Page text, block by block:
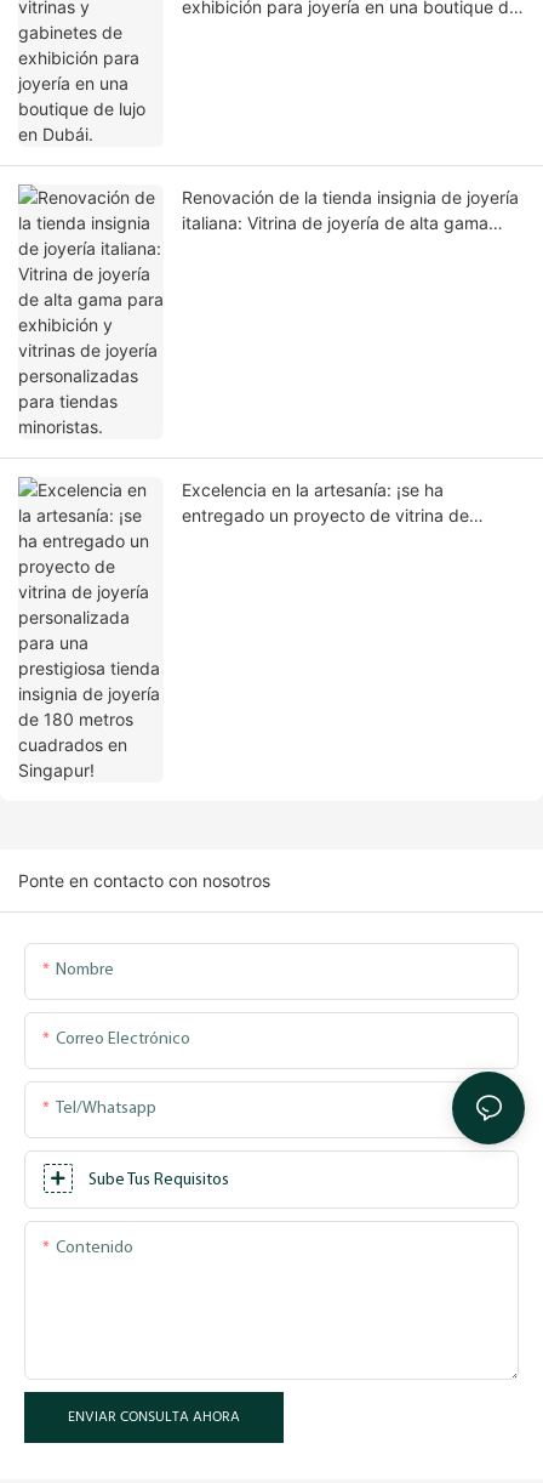
exhibición para joyería en una boutique de
Renovación de la tienda insignia de joyería
italiana: Vitrina de joyería de alta gama
Excelencia en la artesanía: ¡se ha
entregado un proyecto de vitrina de
Ponte en contacto con nosotros
Nombre
Correo Electrónico
Tel/whatsapp
Sube Tus Requisitos
Contenido
ENVIAR CONSULTA AHORA